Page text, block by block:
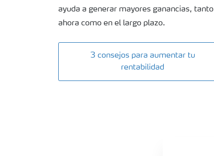
ayuda a generar mayores ganancias, tanto
ahora como en el largo plazo.
3 consejos para aumentar tu
rentabilidad